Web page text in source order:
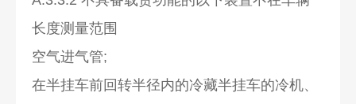
长度测量范围
空气进气管;
在半挂车前回转半径内的冷藏半挂车的冷机、